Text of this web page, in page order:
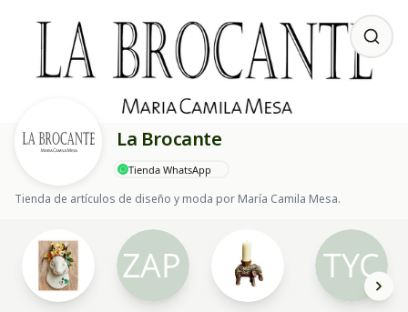
La Brocante
Tienda WhatsApp
Tienda de artículos de diseño y moda por María Camila Mesa.